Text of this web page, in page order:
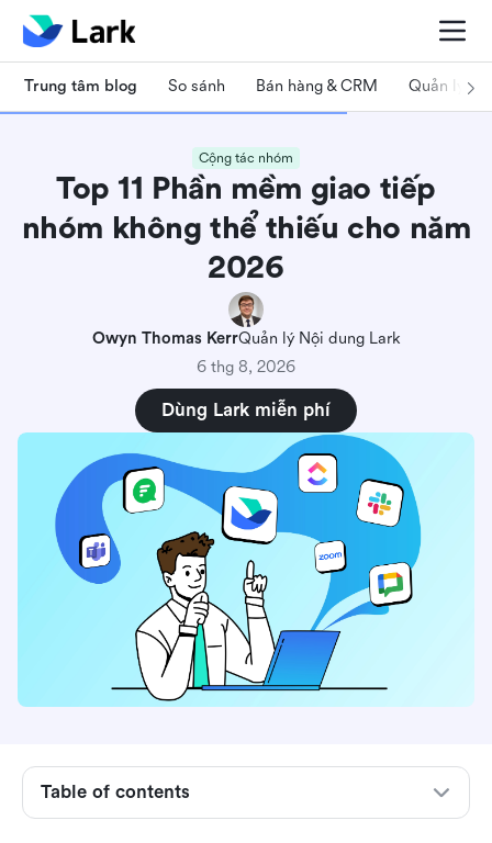
Trung tâm blog So sánh Bán hàng & CRM Quản lý dự
Cộng tác nhóm
Top 11 Phần mềm giao tiếp
nhóm không thể thiếu cho năm
2026
Owyn Thomas KerrQuản lý Nội dung Lark
6 thg 8, 2026
Dùng Lark miễn phí
Table of contents